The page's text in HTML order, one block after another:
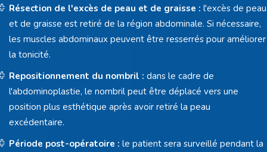
Résection de l'excès de peau et de graisse : l'excès de peau
et de graisse est retiré de la région abdominale. Si nécessaire,
les muscles abdominaux peuvent être resserrés pour améliorer
la tonicité.
Repositionnement du nombril : dans le cadre de
l'abdominoplastie, le nombril peut être déplacé vers une
position plus esthétique après avoir retiré la peau
excédentaire.
Période post-opératoire : le patient sera surveillé pendant la